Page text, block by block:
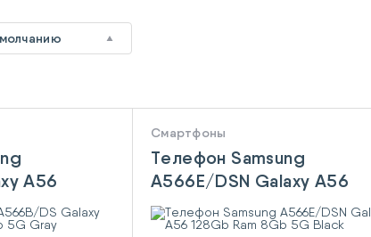
A56
5G Gray
Смартфоны
Телефон Samsung
A566E/DSN Galaxy A56
128Gb Ram 8Gb 5G Black